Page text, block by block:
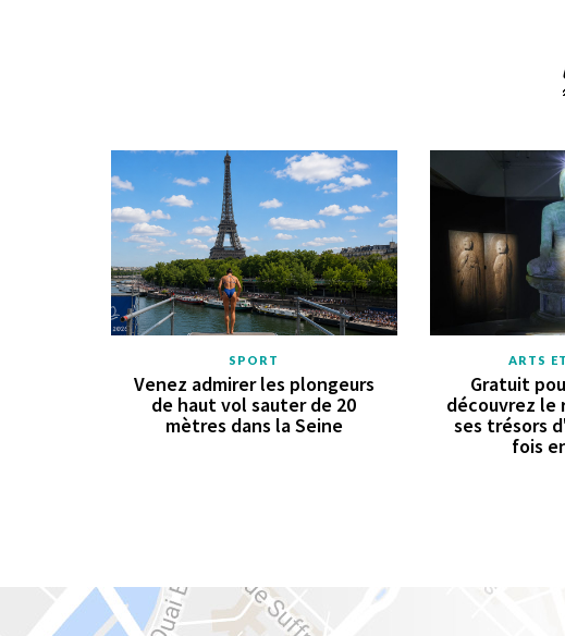
SPORT
Venez admirer les plongeurs
de haut vol sauter de 20
mètres dans la Seine
ARTS
Gratuit
découvrez le
ses trésors
fois